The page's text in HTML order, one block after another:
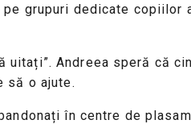
pe grupuri dedicate
Andreea speră că
să o ajute.
în centre de